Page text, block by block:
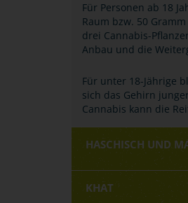
Für Personen ab 18
Raum bzw. 50
drei Cannabis-
Anbau und die
Für unter 18-Jährige
sich das Gehirn
Cannabis kann die
HASCHISCH UND
KHAT